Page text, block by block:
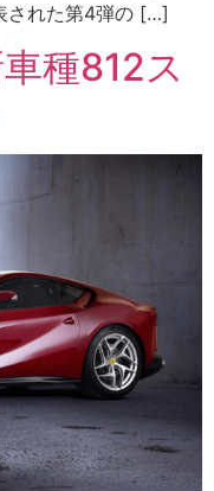
された第4弾の […]
種812ス